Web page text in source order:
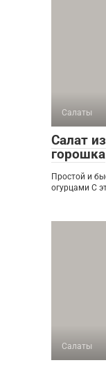
Салаты
Салат
горошка
Простой и
огурцами С
Салаты